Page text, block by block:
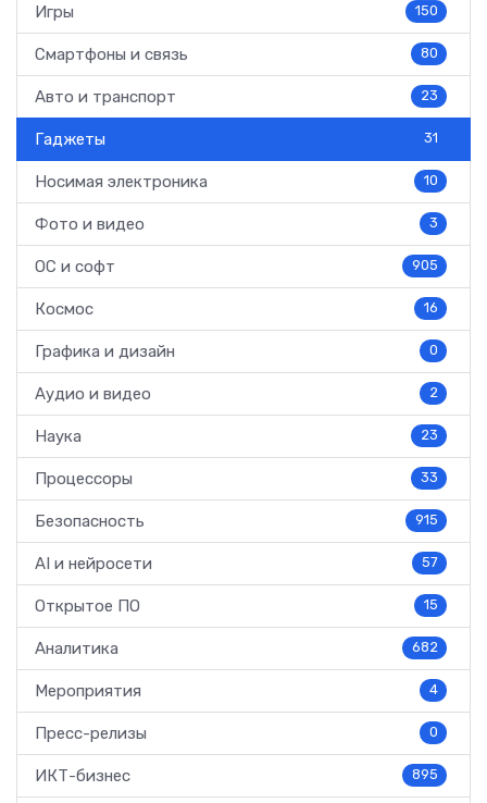
Игры 150
Смартфоны и связь 80
Авто и транспорт 23
Гаджеты 31
Носимая электроника 10
Фото и видео 3
ОС и софт 905
Космос 16
Графика и дизайн 0
Аудио и видео 2
Наука 23
Процессоры 33
Безопасность 915
AI и нейросети 57
Открытое ПО 15
Аналитика 682
Мероприятия 4
Пресс-релизы 0
ИКТ-бизнес 895